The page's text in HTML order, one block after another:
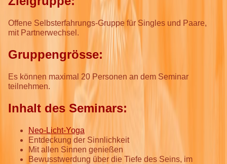
Offene Selbsterfahrungs-Gruppe für Singles und Paare,
mit Partnerwechsel.
Gruppengrösse:
Es können maximal 20 Personen an dem Seminar
teilnehmen.
Inhalt des Seminars:
Neo-Licht-Yoga
Entdeckung der Sinnlichkeit
Mit allen Sinnen genießen
Bewusstwerdung über die Tiefe des Seins, im